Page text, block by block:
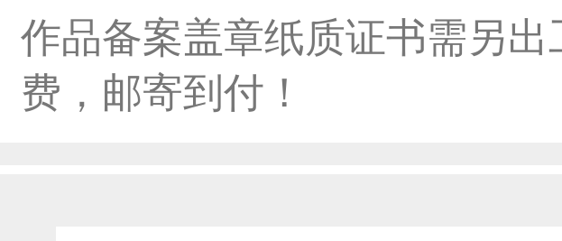
恭喜159****4930用户作品已
作品备案盖章纸质证书需另出
费，邮寄到付！